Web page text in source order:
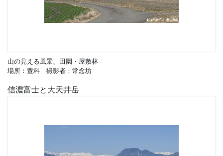
山の見える風景、田園・屋敷林
場所：豊科 撮影者：常念坊
信濃富士と大天井岳